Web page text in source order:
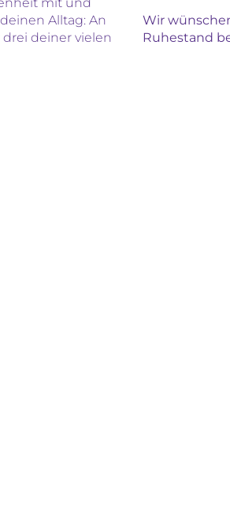
mit und
Alltag: An
deiner vielen
Wir
Ruhestand